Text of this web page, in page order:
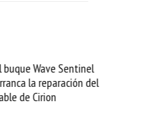
Uber se lleva PedidosYa y
sabemos todo lo que puede
mejorar tecnológicamente